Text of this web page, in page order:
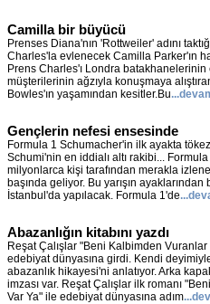
Camilla bir büyücü
Prenses Diana'nın 'Rottweiler' adını
Charles'la evlenecek Camilla Parker'ın
Prens Charles'ı Londra batakhanelerinin
müşterilerinin ağzıyla konuşmaya
Bowles'ın yaşamından kesitler.Bu
Gençlerin nefesi ensesinde
Formula 1 Schumacher'in ilk ayakta
Schumi'nin en iddialı altı rakibi...
milyonlarca kişi tarafından merakla
başında geliyor. Bu yarışın
İstanbul'da yapılacak. Formula 1'de
Abazanlığın kitabını yazdı
Reşat Çalışlar "Beni Kalbimden Vuranlar
edebiyat dünyasına girdi. Kendi
abazanlık hikayesi'ni anlatıyor. Arka
imzası var. Reşat Çalışlar ilk romanı
Var Ya" ile edebiyat dünyasına adım